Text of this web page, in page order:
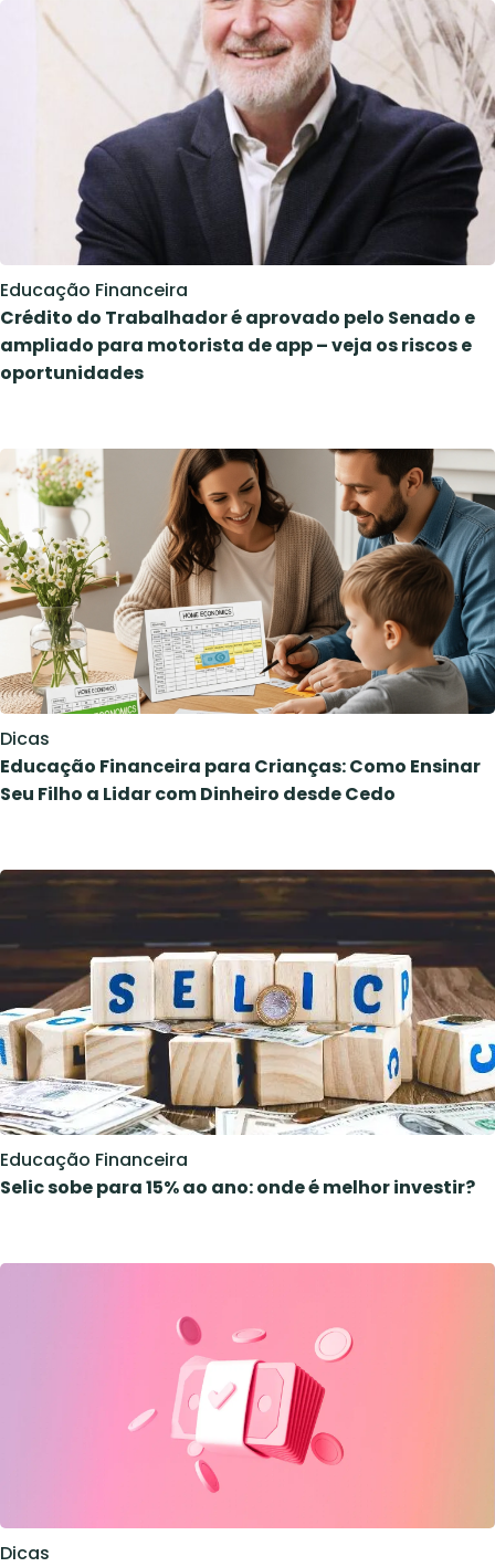
Educação Financeira
Crédito do Trabalhador é aprovado pelo Senado e
ampliado para motorista de app – veja os riscos e
oportunidades
Dicas
Educação Financeira para Crianças: Como Ensinar
Seu Filho a Lidar com Dinheiro desde Cedo
Educação Financeira
Selic sobe para 15% ao ano: onde é melhor investir?
Dicas